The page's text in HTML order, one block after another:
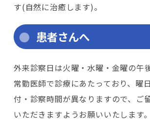
す(自然に治癒します)。
患者さんへ
外来診察日は火曜・水曜・金曜の午
常勤医師で診療にあたっており、曜
付・診察時間が異なりますので、ご
いただきますようお願いいたします